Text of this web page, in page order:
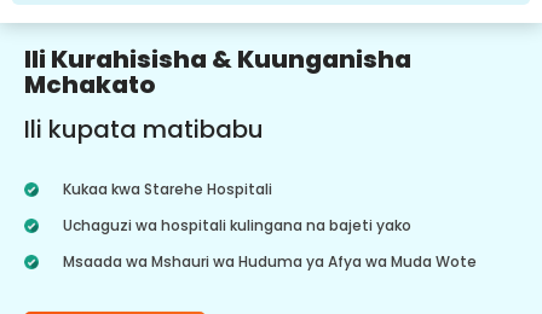
Ili Kurahisisha & Kuunganisha
Mchakato
Ili kupata matibabu
Kukaa kwa Starehe Hospitali
Uchaguzi wa hospitali kulingana na bajeti yako
Msaada wa Mshauri wa Huduma ya Afya wa Muda Wote